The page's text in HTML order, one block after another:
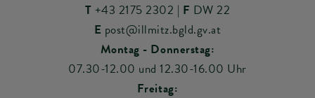
T +43 2175 2302 | F DW 22
E post@illmitz.bgld.gv.at
Montag - Donnerstag:
07.30-12.00 und 12.30-16.00 Uhr
Freitag: